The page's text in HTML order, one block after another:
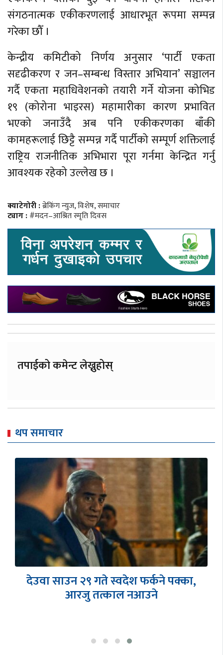
संगठनात्मक एकीकरणलाई आधारभूत रूपमा सम्पन्न
गरेका छौँ ।
केन्द्रीय कमिटीको निर्णय अनुसार ‘पार्टी एकता
सदृढीकरण र जन–सम्बन्ध विस्तार अभियान’ सञ्चालन
गर्दै एकता महाधिवेशनको तयारी गर्ने योजना कोभिड
१९ (कोरोना भाइरस) महामारीका कारण प्रभावित
भएको जनाउँदै अब पनि एकीकरणका बाँकी
कामहरूलाई छिट्टै सम्पन्न गर्दै पार्टीको सम्पूर्ण शक्तिलाई
राष्ट्रिय राजनीतिक अभिभारा पूरा गर्नमा केन्द्रित गर्नु
आवश्यक रहेको उल्लेख छ ।
क्याटेगोरी :ब्रेकिंग न्युज,विशेष,समाचार
ट्याग :#मदन–आश्रित स्मृति दिवस
तपाईको कमेन्ट लेख्नुहोस्
थप समाचार
देउवा साउन २९ गते स्वदेश फर्कने पक्का,
आरजु तत्काल नआउने